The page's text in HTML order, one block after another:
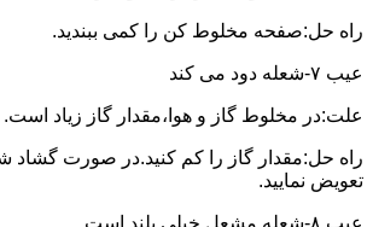
راه حل:صفحه مخلوط کن را کمی ببندید.
عیب ۷-شعله دود می کند
علت:در مخلوط گاز و هوا،مقدار گاز زیاد است.
راه حل:مقدار گاز را کم کنید.در صورت گشاد
تعویض نمایید.
عیب ۸-شعله مشعل خیلی بلند است